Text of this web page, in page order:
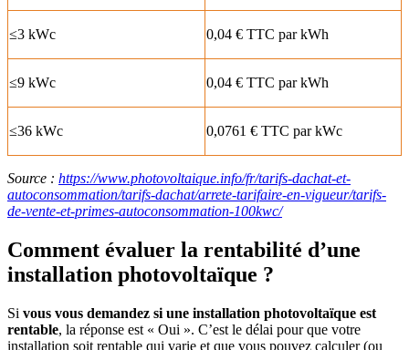
≤3 kWc 0,04 € TTC par kWh
≤9 kWc 0,04 € TTC par kWh
≤36 kWc 0,0761 € TTC par kWc
Source : https://www.photovoltaique.info/fr/tarifs-dachat-et-
autoconsommation/tarifs-dachat/arrete-tarifaire-en-vigueur/tarifs-
de-vente-et-primes-autoconsommation-100kwc/
Comment évaluer la rentabilité d’une
installation photovoltaïque ?
Si vous vous demandez si une installation photovoltaïque est
rentable, la réponse est « Oui ». C’est le délai pour que votre
installation soit rentable qui varie et que vous pouvez calculer (ou